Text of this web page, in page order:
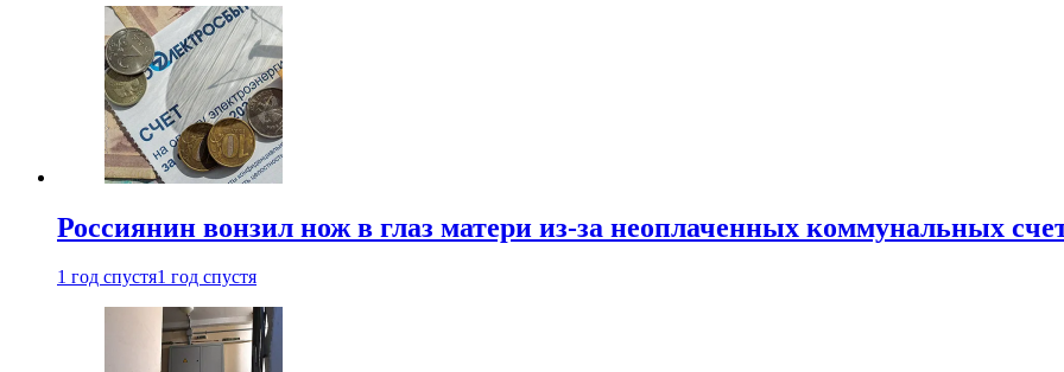
Россиянин вонзил нож в глаз матери из-за неоплаченных коммунальных
1 год спустя1 год спустя